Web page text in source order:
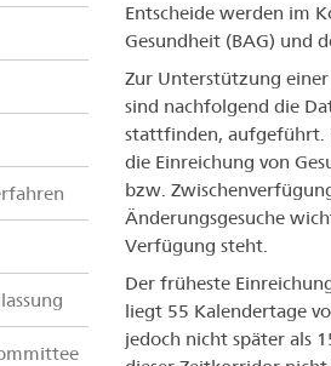
Entscheide werden im
Gesundheit (BAG) und
Zur Unterstützung
sind nachfolgend die
stattfinden, aufgeführt.
die Einreichung von
bzw.
Änderungsgesuche
Verfügung steht.
Der früheste
liegt 55 Kalendertage
jedoch nicht später als